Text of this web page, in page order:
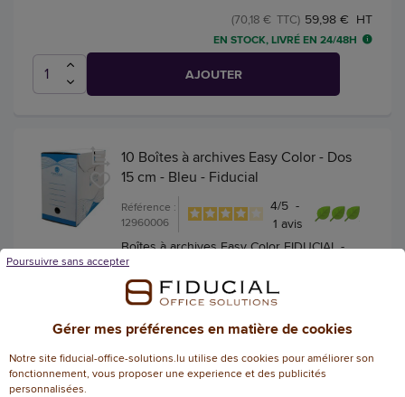
59,98 € HT
(70,18 € TTC)
EN STOCK, LIVRÉ EN 24/48H
AJOUTER
10 Boîtes à archives Easy Color - Dos
15 cm - Bleu - Fiducial
Référence :
12960006
4/5 -
1 avis
Boîtes à archives Easy Color FIDUCIAL -
Dos 15 cm
+ 3 couleurs
26,60 € HT
(31,12 € TTC)
EN STOCK, LIVRÉ EN 24/48H
Gérer mes préférences en matière de cookies
Notre site fiducial-office-solutions.lu utilise des cookies pour améliorer son
fonctionnement, vous proposer une experience et des publicités
personnalisées.
Poursuivre sans accepter